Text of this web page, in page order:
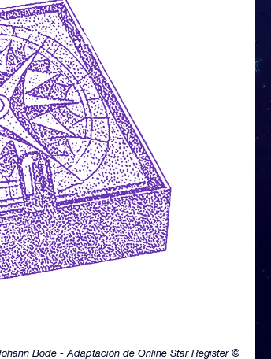
Bode - Adaptación de Online Star Register ©